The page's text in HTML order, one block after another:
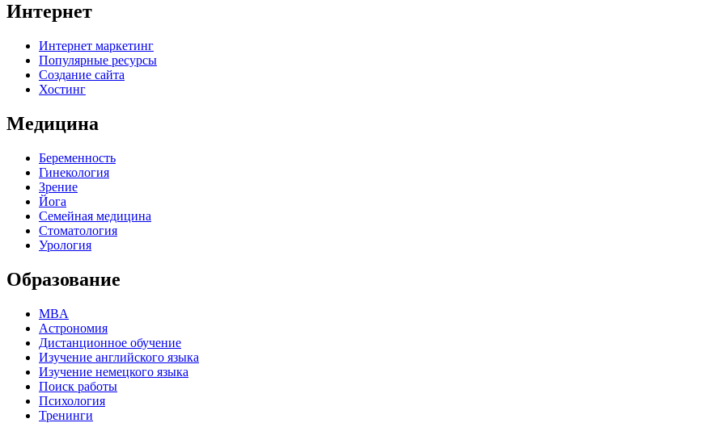
Интернет
Интернет маркетинг
Популярные ресурсы
Создание сайта
Хостинг
Медицина
Беременность
Гинекология
Зрение
Йога
Семейная медицина
Стоматология
Урология
Образование
MBA
Астрономия
Дистанционное обучение
Изучение английского языка
Изучение немецкого языка
Поиск работы
Психология
Тренинги